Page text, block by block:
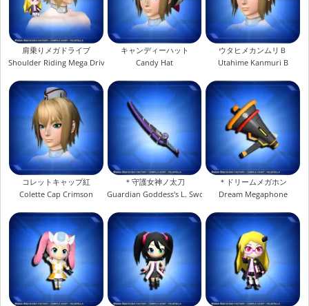
肩乗りメガドライブ
Shoulder Riding Mega Drive
キャンディーハット
Candy Hat
ウタヒメカンムリＢ
Utahime Kanmuri B
コレットキャップ紅
Colette Cap Crimson
＊守護女神ノ太刀
Guardian Goddess's L. Sword
＊ドリームメガホン
Dream Megaphone